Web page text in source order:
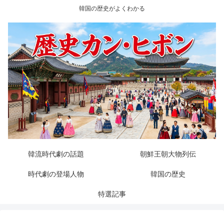
韓国の歴史がよくわかる
韓流時代劇の話題 朝鮮王朝大物列伝
時代劇の登場人物 韓国の歴史
特選記事